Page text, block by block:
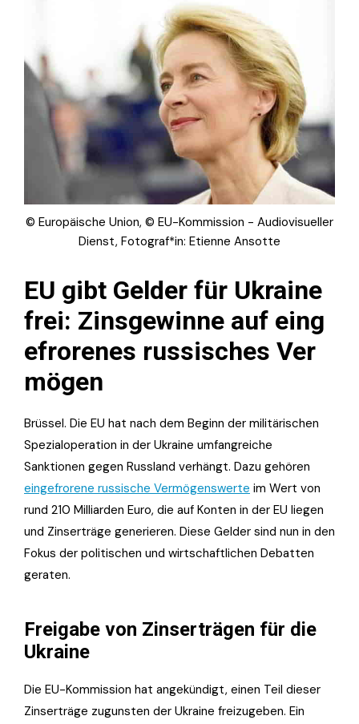
© Europäische Union, © EU-Kommission - Audiovisueller
Dienst, Fotograf*in: Etienne Ansotte
EU gibt Gelder für Ukraine
frei: Zinsgewinne auf eing
efrorenes russisches Ver
mögen
Brüssel. Die EU hat nach dem Beginn der militärischen
Spezialoperation in der Ukraine umfangreiche
Sanktionen gegen Russland verhängt. Dazu gehören
eingefrorene russische Vermögenswerte im Wert von
rund 210 Milliarden Euro, die auf Konten in der EU liegen
und Zinserträge generieren. Diese Gelder sind nun in den
Fokus der politischen und wirtschaftlichen Debatten
geraten.
Freigabe von Zinserträgen für die
Ukraine
Die EU-Kommission hat angekündigt, einen Teil dieser
Zinserträge zugunsten der Ukraine freizugeben. Ein